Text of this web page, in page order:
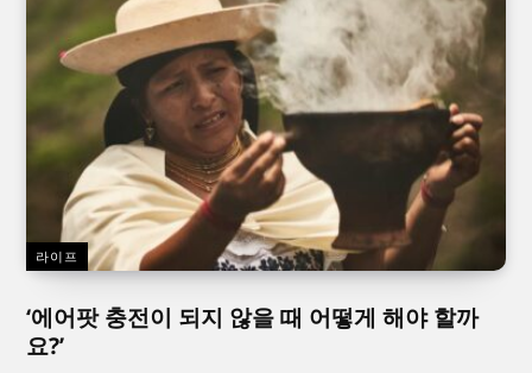
라이프
‘에어팟 충전이 되지 않을 때 어떻게 해야 할까
요?’